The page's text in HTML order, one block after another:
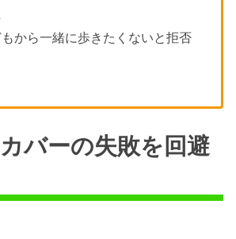
から一緒に歩きたくないと拒否
バーの失敗を回避